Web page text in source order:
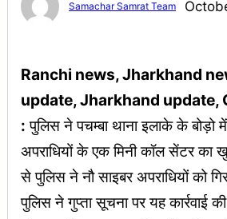
Samachar Samrat Team
Ranchi news, Jharkhand
update, Jharkhand update,
: पुलिस ने पचम्बा थाना इलाके के बोड़ो
अपराधियों के एक मिनी कॉल सेंटर का
से पुलिस ने नौ साइबर अपराधियों को
पुलिस ने गुप्ता सूचना पर यह कार्रवाई